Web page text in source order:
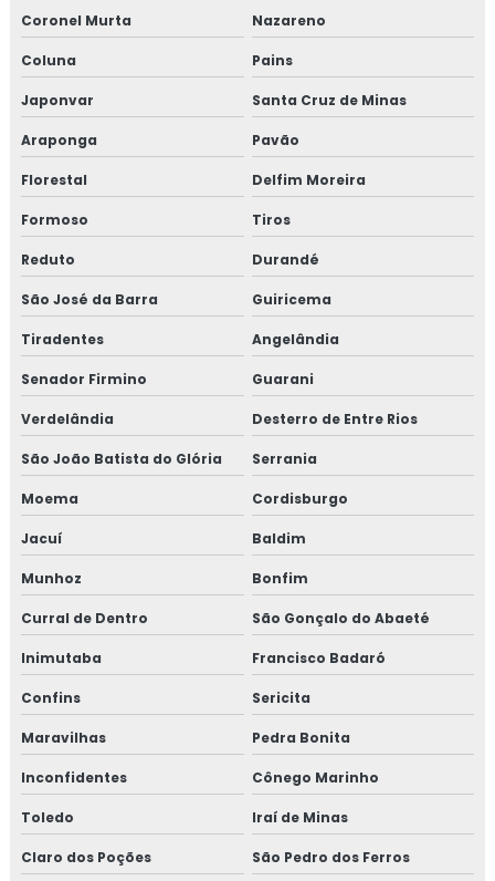
Coronel Murta Nazareno
Coluna Pains
Japonvar Santa Cruz de Minas
Araponga Pavão
Florestal Delfim Moreira
Formoso Tiros
Reduto Durandé
São José da Barra Guiricema
Tiradentes Angelândia
Senador Firmino Guarani
Verdelândia Desterro de Entre Rios
São João Batista do Glória Serrania
Moema Cordisburgo
Jacuí Baldim
Munhoz Bonfim
Curral de Dentro São Gonçalo do Abaeté
Inimutaba Francisco Badaró
Confins Sericita
Maravilhas Pedra Bonita
Inconfidentes Cônego Marinho
Toledo Iraí de Minas
Claro dos Poções São Pedro dos Ferros